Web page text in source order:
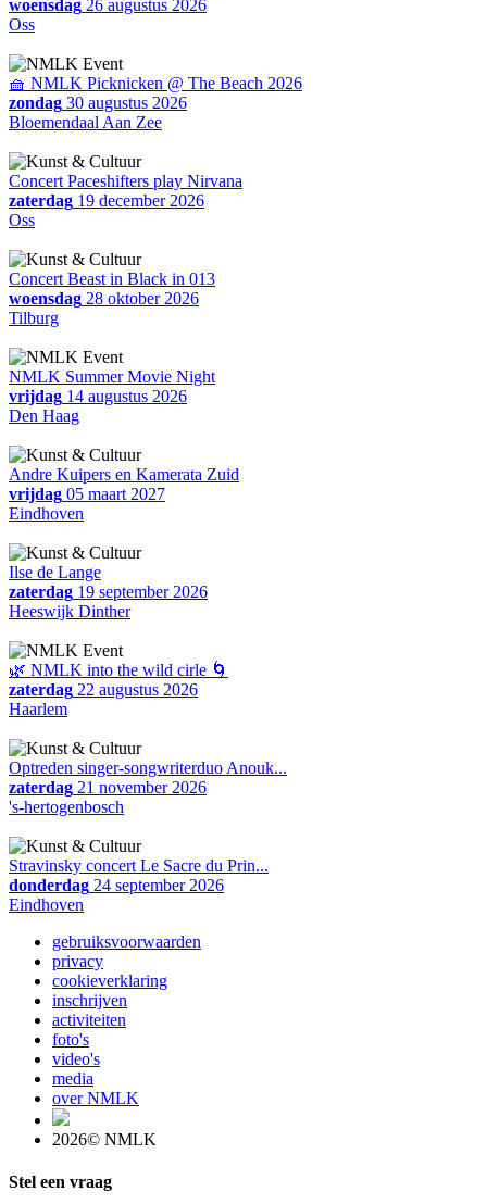
woensdag 26 augustus 2026
Oss
🧺 NMLK Picknicken @ The Beach 2026
zondag 30 augustus 2026
Bloemendaal Aan Zee
Concert Paceshifters play Nirvana
zaterdag 19 december 2026
Oss
Concert Beast in Black in 013
woensdag 28 oktober 2026
Tilburg
NMLK Summer Movie Night
vrijdag 14 augustus 2026
Den Haag
Andre Kuipers en Kamerata Zuid
vrijdag 05 maart 2027
Eindhoven
Ilse de Lange
zaterdag 19 september 2026
Heeswijk Dinther
🌿 NMLK into the wild cirle 🌀
zaterdag 22 augustus 2026
Haarlem
Optreden singer-songwriterduo Anouk...
zaterdag 21 november 2026
's-hertogenbosch
Stravinsky concert Le Sacre du Prin...
donderdag 24 september 2026
Eindhoven
gebruiksvoorwaarden
privacy
cookieverklaring
inschrijven
activiteiten
foto's
video's
media
over NMLK
2026© NMLK
Stel een vraag